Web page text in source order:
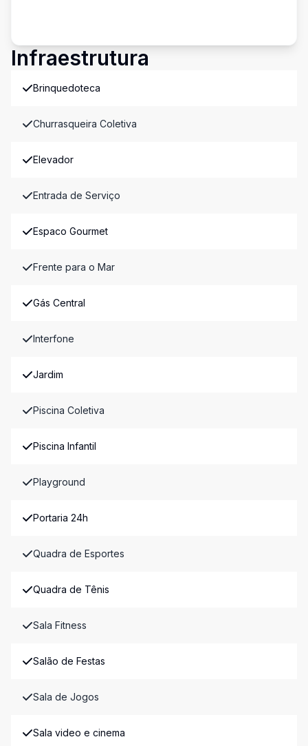
Infraestrutura
Brinquedoteca
Churrasqueira Coletiva
Elevador
Entrada de Serviço
Espaco Gourmet
Frente para o Mar
Gás Central
Interfone
Jardim
Piscina Coletiva
Piscina Infantil
Playground
Portaria 24h
Quadra de Esportes
Quadra de Tênis
Sala Fitness
Salão de Festas
Sala de Jogos
Sala video e cinema